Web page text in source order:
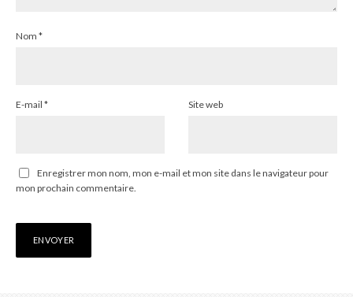
Nom *
E-mail * Site web
Enregistrer mon nom, mon e-mail et mon site dans le navigateur pour
mon prochain commentaire.